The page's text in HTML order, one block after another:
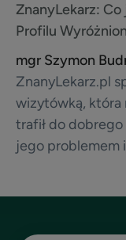
ZnanyLekarz: Co
Profilu
mgr Szymon
ZnanyLekarz.pl
wizytówką, która
trafił do
jego problemem